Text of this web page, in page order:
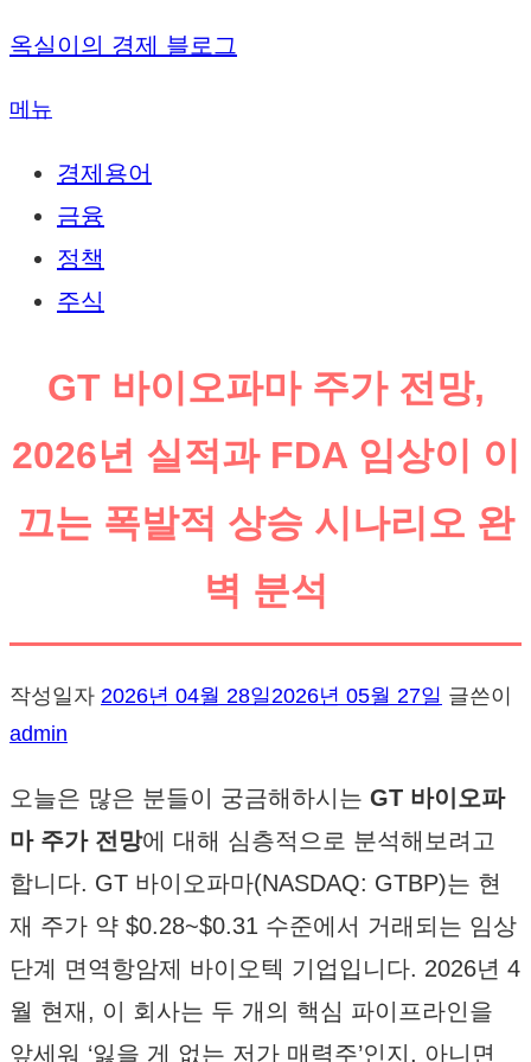
내
으
옥실이의 경제 블로그
메뉴
경제용어
금융
정책
주식
GT 바이오파마 주가 전망,
2026년 실적과 FDA 임상이 이
끄는 폭발적 상승 시나리오 완
벽 분석
작성일자 2026년 04월 28일2026년 05월 27일 글쓴이
admin